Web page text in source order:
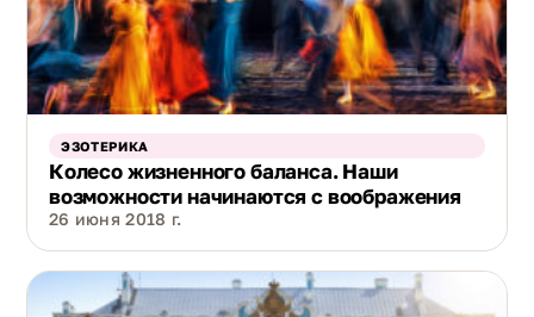
ЭЗОТЕРИКА
Колесо жизненного баланса. Наши
возможности начинаются с воображения
26 июня 2018 г.